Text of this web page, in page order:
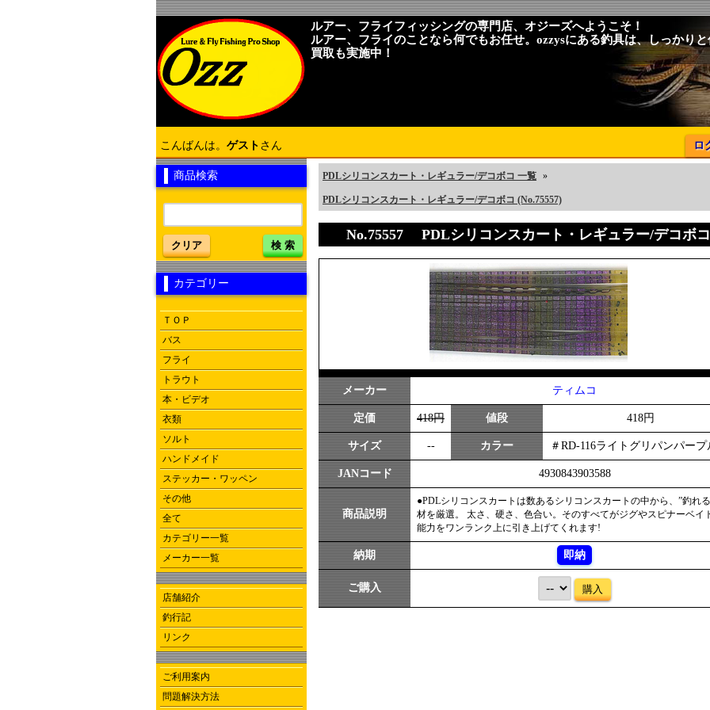
ルアー、フライフィッシングの専門店、オジーズへようこそ！
ルアー、フライのことなら何でもお任せ。ozzysにある釣具は、しっかりと
買取も実施中！
こんばんは。 ゲスト さん ロ
商品検索
クリア 検 索
カテゴリー
ＴＯＰ
バス
フライ
トラウト
本・ビデオ
衣類
ソルト
ハンドメイド
ステッカー・ワッペン
その他
全て
カテゴリー一覧
メーカー一覧
店舗紹介
釣行記
リンク
ご利用案内
問題解決方法
PDLシリコンスカート・レギュラー/デコボコ 一覧 »
PDLシリコンスカート・レギュラー/デコボコ (No.75557)
No.75557 PDLシリコンスカート・レギュラー/デコボコ
メーカー ティムコ
定価 418円 値段 418円
サイズ -- カラー ＃RD-116ライトグリパンパープ
JANコード 4930843903588
商品説明
●PDLシリコンスカートは数あるシリコンスカートの中から、”釣れ
材を厳選。 太さ、硬さ、色合い。そのすべてがジグやスピナーベイ
能力をワンランク上に引き上げてくれます!
納期 即納
ご購入 購入